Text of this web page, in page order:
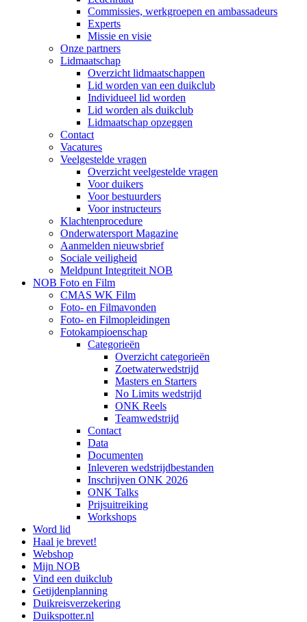
Commissies, werkgroepen en ambassadeurs
Experts
Missie en visie
Onze partners
Lidmaatschap
Overzicht lidmaatschappen
Lid worden van een duikclub
Individueel lid worden
Lid worden als duikclub
Lidmaatschap opzeggen
Contact
Vacatures
Veelgestelde vragen
Overzicht veelgestelde vragen
Voor duikers
Voor bestuurders
Voor instructeurs
Klachtenprocedure
Onderwatersport Magazine
Aanmelden nieuwsbrief
Sociale veiligheid
Meldpunt Integriteit NOB
NOB Foto en Film
CMAS WK Film
Foto- en Filmavonden
Foto- en Filmopleidingen
Fotokampioenschap
Categorieën
Overzicht categorieën
Zoetwaterwedstrijd
Masters en Starters
No Limits wedstrijd
ONK Reels
Teamwedstrijd
Contact
Data
Documenten
Inleveren wedstrijdbestanden
Inschrijven ONK 2026
ONK Talks
Prijsuitreiking
Workshops
Word lid
Haal je brevet!
Webshop
Mijn NOB
Vind een duikclub
Getijdenplanning
Duikreisverzekering
Duikspotter.nl